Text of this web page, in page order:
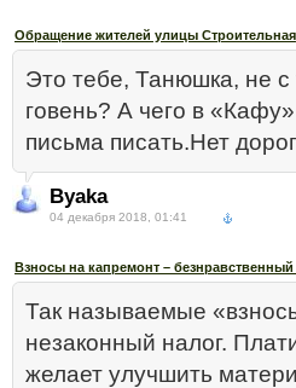
Обращение жителей улицы Строительная
Это тебе, Танюшка, не с
говень? А чего в
письма писать.Нет
Byaka
04 декабря 2018, 01:41
Взносы на капремонт –
Так называемые
незаконный налог.
желает улучшить